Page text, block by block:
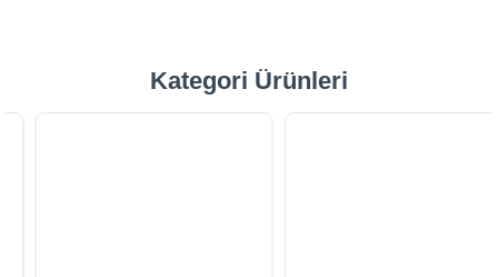
Kategori Ürünleri